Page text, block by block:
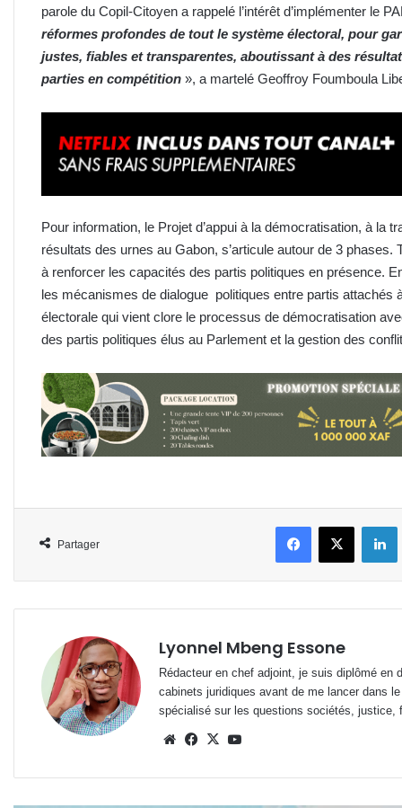
parole du Copil-Citoyen a rappelé l’intérêt d’implémenter le
réformes profondes de tout le système électoral, pour
justes, fiables et transparentes, aboutissant à des
parties en compétition », a martelé Geoffroy Foumboula
Pour information, le Projet d’appui à la démocratisation, à la
résultats des urnes au Gabon, s’articule autour de 3 phases.
à renforcer les capacités des partis politiques en présence.
les mécanismes de dialogue politiques entre partis attachés
électorale qui vient clore le processus de démocratisation
des partis politiques élus au Parlement et la gestion des
Partager
FacebookX
Lyonnel Mbeng Essone
Rédacteur en chef adjoint, je suis diplômé en
cabinets juridiques avant de me lancer dans
spécialisé sur les questions sociétés,
WebsiteFacebook
X